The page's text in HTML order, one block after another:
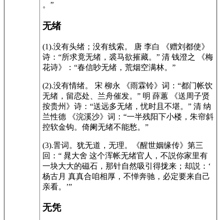
。”
无绪
(1).没有头绪；没有线索。 唐 李白 《赠刘都使》
诗：“所求竟无绪，裘马欲摧藏。” 清 钱澄之 《梅
花诗》：“春信眇无绪，荒烟空满林。”
(2).没有情绪。 宋 柳永 《雨霖铃》词：“都门帐饮
无绪，留恋处、兰舟催发。” 明 薛蕙 《送周子贤
按贵州》诗：“送远多无绪，忧时且不堪。” 清 纳
兰性德 《浣溪沙》词：“一半残阳下小楼，朱帘斜
控软金钩。倚阑无绪不能愁。”
(3).詈词。犹无道，无理。《醒世姻缘传》第三
回：“ 晁大舍 这个浑帐无绪官人，不説你家里有
一块大大的磁石，那针自然吸引得拢来；却説：‘
杨古月 真真合咱相厚，不惮奔驰，必定要来自己
亲看。’”
无凭